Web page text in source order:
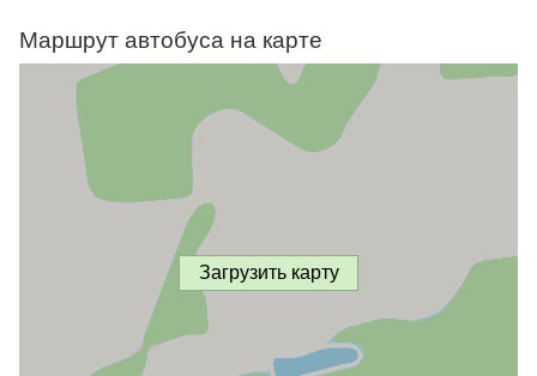
Маршрут автобуса на карте
Загрузить карту